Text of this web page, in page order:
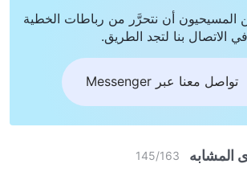
المسيحيون أن نتحرَّر من رباطات الخطية
الاتصال بنا لتجد الطريق.
تواصل معنا عبر Messenger
المشابه 145/163